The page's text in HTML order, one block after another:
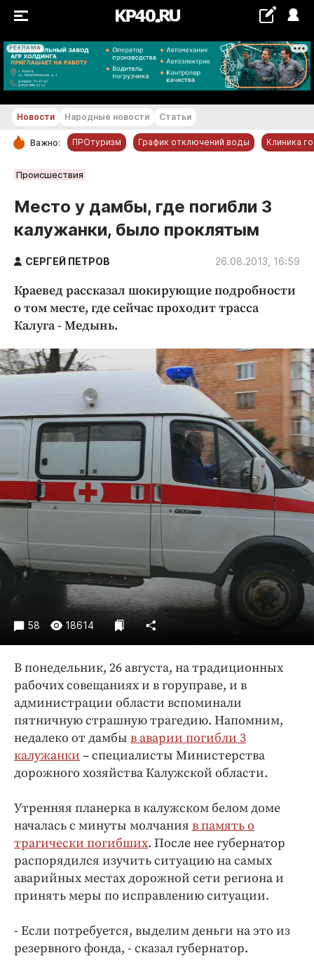
РЕКЛАМА
+21...+22 °С
РУБРИКИ
Новости компаний
Статьи
Народные новости
Благоустройство
Криминал
Недвижимость и ЖКХ
Образование
Общество
Погода
Праздники
Происшествия
Спорт
Экономика и бизнес
ПРОЕКТЫ
Блоги
Издания
Медиаперсона
Интересное чтиво
Бренд года
Работодатель года
Новости Народные новости Статьи
Важно: ПРОтуризм График отключений воды Клиника
Происшествия
Место у дамбы, где погибли 3
калужанки, было проклятым
СЕРГЕЙ ПЕТРОВ 26.08.2013, 16:59
Краевед рассказал шокирующие подробности
о том месте, где сейчас проходит трасса
Калуга - Медынь.
58 18614
В понедельник, 26 августа, на традиционных
рабочих совещаниях и в горуправе, и в
администрации области вспоминали
пятничную страшную трагедию. Напомним,
недалеко от дамбы в аварии погибли 3
калужанки – специалисты Министерства
дорожного хозяйства Калужской области.
Утренняя планерка в калужском белом доме
началась с минуты молчания в память о
трагически погибших. После нее губернатор
распорядился изучить ситуацию на самых
аварийных местах дорожной сети региона и
принять меры по исправлению ситуации.
- Если потребуется, выделим деньги на это из
резервного фонда, - сказал губернатор.